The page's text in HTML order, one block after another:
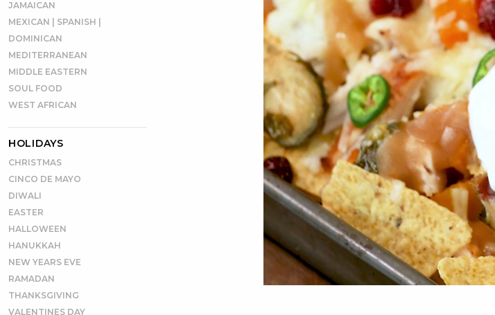
JAMAICAN
MEXICAN | SPANISH |
DOMINICAN
MEDITERRANEAN
MIDDLE EASTERN
SOUL FOOD
WEST AFRICAN
HOLIDAYS
CHRISTMAS
CINCO DE MAYO
DIWALI
EASTER
HALLOWEEN
HANUKKAH
NEW YEARS EVE
RAMADAN
THANKSGIVING
VALENTINES DAY